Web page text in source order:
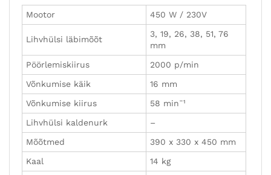
Mootor 450 W / 230V
Lihvhülsi läbimõõt
3, 19, 26, 38, 51, 76
mm
Pöörlemiskiirus
2000 p/min
Võnkumise käik
16 mm
Võnkumise kiirus
58 min¯¹
Lihvhülsi kaldenurk
–
Mõõtmed
390 x 330 x 450 mm
Kaal
14 kg